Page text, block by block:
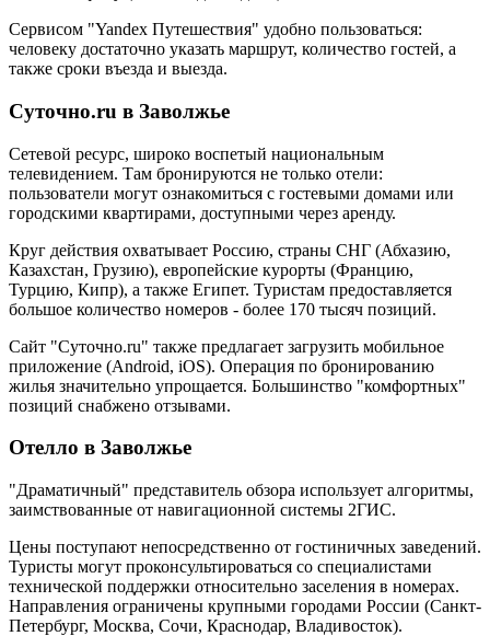
Сервисом "Yandex Путешествия" удобно пользоваться:
человеку достаточно указать маршрут, количество гостей, а
также сроки въезда и выезда.
Суточно.ru в Заволжье
Сетевой ресурс, широко воспетый национальным
телевидением. Там бронируются не только отели:
пользователи могут ознакомиться с гостевыми домами или
городскими квартирами, доступными через аренду.
Круг действия охватывает Россию, страны СНГ (Абхазию,
Казахстан, Грузию), европейские курорты (Францию,
Турцию, Кипр), а также Египет. Туристам предоставляется
большое количество номеров - более 170 тысяч позиций.
Сайт "Суточно.ru" также предлагает загрузить мобильное
приложение (Android, iOS). Операция по бронированию
жилья значительно упрощается. Большинство "комфортных"
позиций снабжено отзывами.
Отелло в Заволжье
"Драматичный" представитель обзора использует алгоритмы,
заимствованные от навигационной системы 2ГИС.
Цены поступают непосредственно от гостиничных заведений.
Туристы могут проконсультироваться со специалистами
технической поддержки относительно заселения в номерах.
Направления ограничены крупными городами России (Санкт-
Петербург, Москва, Сочи, Краснодар, Владивосток).